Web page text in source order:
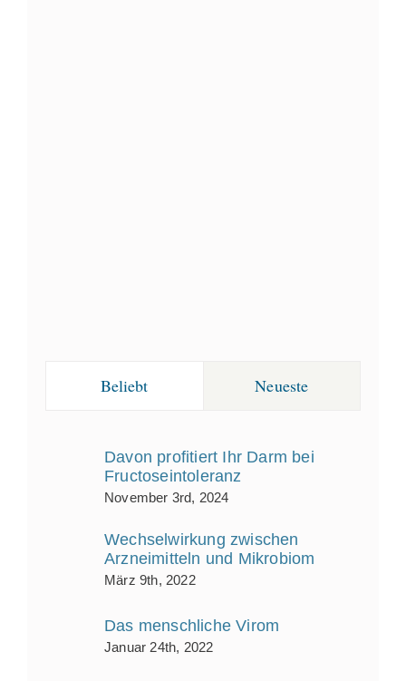
Beliebt Neueste
Davon profitiert Ihr Darm bei
Fructoseintoleranz
November 3rd, 2024
Wechselwirkung zwischen
Arzneimitteln und Mikrobiom
März 9th, 2022
Das menschliche Virom
Januar 24th, 2022